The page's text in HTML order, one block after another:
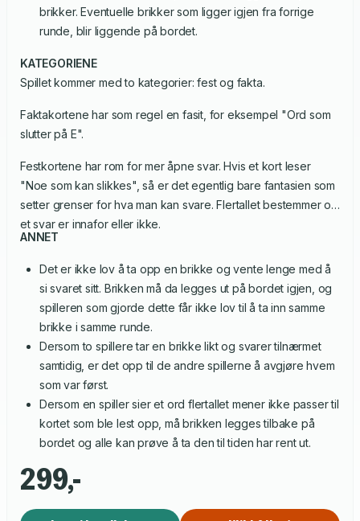
brikker. Eventuelle brikker som ligger igjen fra forrige
runde, blir liggende på bordet.
KATEGORIENE
Spillet kommer med to kategorier: fest og fakta.
Faktakortene har som regel en fasit, for eksempel "Ord som
slutter på E".
Festkortene har rom for mer åpne svar. Hvis et kort leser
"Noe som kan slikkes", så er det egentlig bare fantasien som
setter grenser for hva man kan svare. Flertallet bestemmer om
et svar er innafor eller ikke.
ANNET
Det er ikke lov å ta opp en brikke og vente lenge med å
si svaret sitt. Brikken må da legges ut på bordet igjen, og
spilleren som gjorde dette får ikke lov til å ta inn samme
brikke i samme runde.
Dersom to spillere tar en brikke likt og svarer tilnærmet
samtidig, er det opp til de andre spillerne å avgjøre hvem
som var først.
Dersom en spiller sier et ord flertallet mener ikke passer til
kortet som ble lest opp, må brikken legges tilbake på
bordet og alle kan prøve å ta den til tiden har rent ut.
299,-